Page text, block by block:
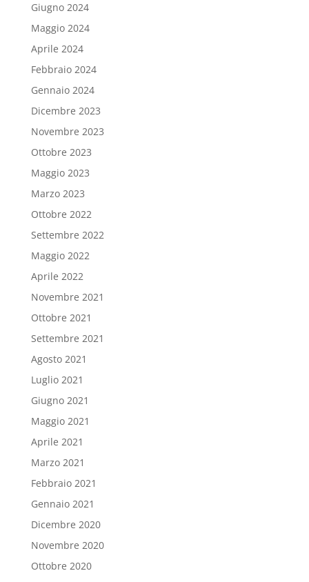
Giugno 2024
Maggio 2024
Aprile 2024
Febbraio 2024
Gennaio 2024
Dicembre 2023
Novembre 2023
Ottobre 2023
Maggio 2023
Marzo 2023
Ottobre 2022
Settembre 2022
Maggio 2022
Aprile 2022
Novembre 2021
Ottobre 2021
Settembre 2021
Agosto 2021
Luglio 2021
Giugno 2021
Maggio 2021
Aprile 2021
Marzo 2021
Febbraio 2021
Gennaio 2021
Dicembre 2020
Novembre 2020
Ottobre 2020